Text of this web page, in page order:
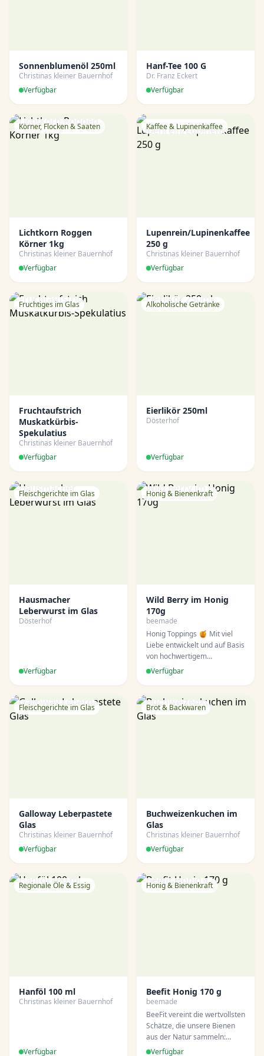
Sonnenblumenöl 250ml
Christinas kleiner Bauernhof
Verfügbar
Hanf-Tee 100 G
Dr. Franz Eckert
Verfügbar
Körner, Flocken & Saaten
Lichtkorn Roggen
Körner 1kg
Christinas kleiner Bauernhof
Verfügbar
Kaffee & Lupinenkaffee
Lupenrein/Lupinenkaffee
250 g
Christinas kleiner Bauernhof
Verfügbar
Fruchtiges im Glas
Fruchtaufstrich
Muskatkürbis-
Spekulatius
Christinas kleiner Bauernhof
Verfügbar
Alkoholische Getränke
Eierlikör 250ml
Dösterhof
Verfügbar
Fleischgerichte im Glas
Hausmacher
Leberwurst im Glas
Dösterhof
Verfügbar
Honig & Bienenkraft
Wild Berry im Honig
170g
beemade
Honig Toppings 🍯 Mit viel
Liebe entwickelt und auf Basis
von hochwertigem
Bienenhonig hergestellt,
machen unsere Honig
Genussmoment ein wenig
besonderer. Ob zu Joghurt,
Süße und eine besondere
Geschmacksnote.
Verfügbar
Fleischgerichte im Glas
Galloway Leberpastete
Glas
Christinas kleiner Bauernhof
Verfügbar
Brot & Backwaren
Buchweizenkuchen im
Glas
Christinas kleiner Bauernhof
Verfügbar
Regionale Öle & Essig
Hanföl 100 ml
Christinas kleiner Bauernhof
Verfügbar
Honig & Bienenkraft
Beefit Honig 170 g
beemade
BeeFit vereint die wertvollsten
Schätze, die unsere Bienen
aus der Natur sammeln:
feinen Honig, nährstoffreiche
Verfügbar